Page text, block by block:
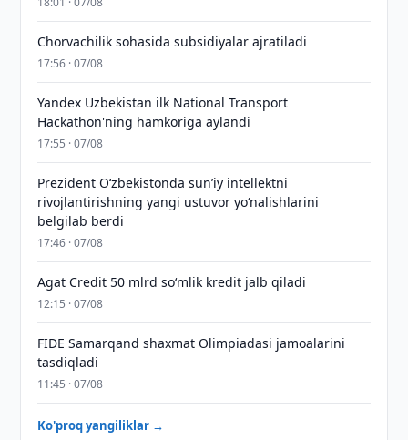
Chorvachilik sohasida subsidiyalar ajratiladi
17:56 · 07/08
Yandex Uzbekistan ilk National Transport
Hackathon'ning hamkoriga aylandi
17:55 · 07/08
Prezident Oʻzbekistonda sunʼiy intellektni
rivojlantirishning yangi ustuvor yoʻnalishlarini
belgilab berdi
17:46 · 07/08
Agat Credit 50 mlrd so‘mlik kredit jalb qiladi
12:15 · 07/08
FIDE Samarqand shaxmat Olimpiadasi jamoalarini
tasdiqladi
11:45 · 07/08
Ko'proq yangiliklar →